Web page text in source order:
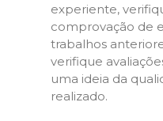
experiente,
comprovação de
trabalhos
verifique
uma ideia da
realizado.